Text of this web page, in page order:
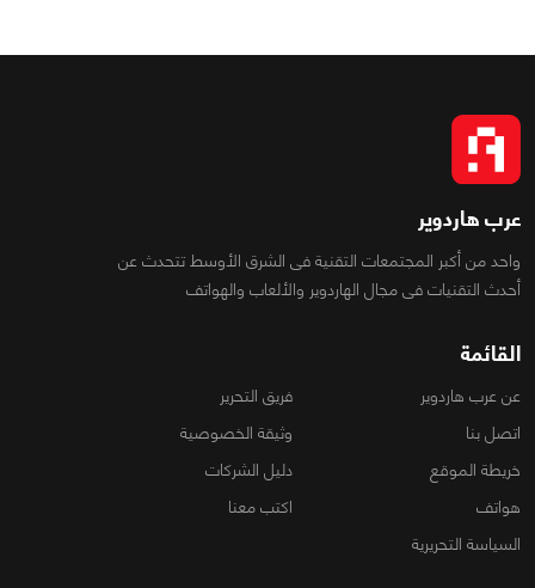
عرب هاردوير
واحد من أكبر المجتمعات التقنية فى الشرق الأوسط تتحدث عن
أحدث التقنيات فى مجال الهاردوير والألعاب والهواتف
القائمة
عن عرب هاردوير
فريق التحرير
اتصل بنا
وثيقة الخصوصية
خريطة الموقع
دليل الشركات
هواتف
اكتب معنا
السياسة التحريرية